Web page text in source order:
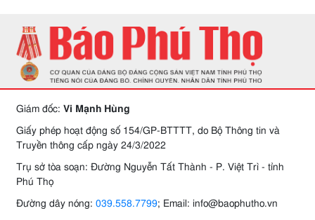
Giám đốc: Vi Mạnh Hùng
Giấy phép hoạt động số 154/GP-BTTTT, do Bộ Thông tin và
Truyền thông cấp ngày 24/3/2022
Trụ sở tòa soạn: Đường Nguyễn Tất Thành - P. Việt Trì - tỉnh
Phú Thọ
Đường dây nóng: 039.558.7799; Email: info@baophutho.vn